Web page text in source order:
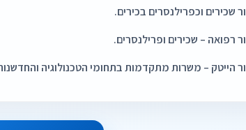
שכירים וכפרילנסרים בכירים.
רפואה – שכירים ופרילנסרים.
הייטק – משרות מתקדמות בתחומי הטכנולוגיה